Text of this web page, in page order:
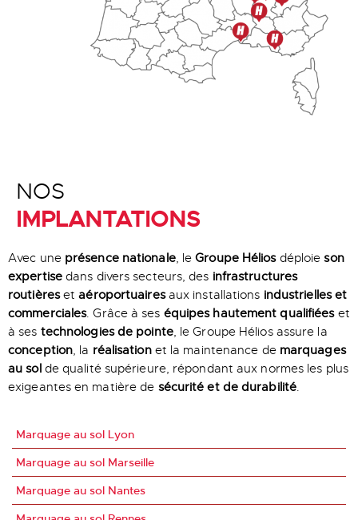
NOS
IMPLANTATIONS
Avec une présence nationale, leGroupe Héliosdéploieson
expertisedans divers secteurs, des infrastructures
routièresetaéroportuairesaux installations industrielles et
commerciales. Grâce à ses équipes hautement qualifiéeset
à ses technologies de pointe, le Groupe Hélios assure la
conception, la réalisationet la maintenance de marquages
au solde qualité supérieure, répondant aux normes les plus
exigeantes en matière de sécurité et de durabilité.
Marquage au sol Lyon
Marquage au sol Marseille
Marquage au sol Nantes